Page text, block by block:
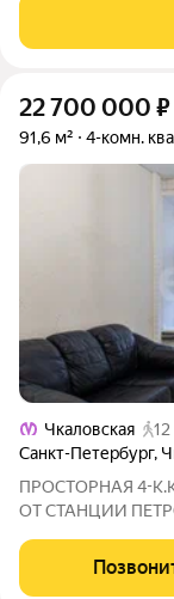
одежды, обуви,
22 700 000 ₽
91,6 м² 4-комн.
Чкаловская
Санкт-Петербург,
ПРОСТОРНАЯ 4-
ОТ СТАНЦИИ
пользования)
возможность